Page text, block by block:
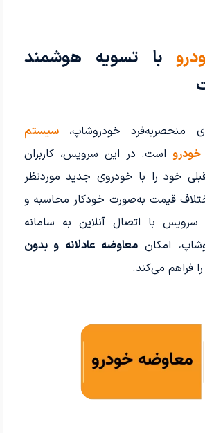
با تسویه هوشمند
منحصربه‌فرد خودروشاپ،سیستم
است. در این سرویس، کاربران
خود را با خودروی جدید موردنظر
قیمت به‌صورت خودکار محاسبه و
با اتصال آنلاین به سامانه
امکان معاوضه عادلانه و بدون
را فراهم می‌کند.